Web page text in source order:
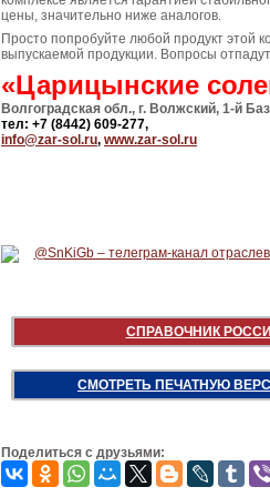
цены, значительно ниже аналогов.
Просто попробуйте любой продукт этой
выпускаемой продукции. Вопросы
«Царицынские
Волгоградская обл., г. Волжский, 1-й
тел: +7 (8442) 609-277,
info@zar-sol.ru, www.zar-sol.ru
СПРАВОЧНИК
СМОТРЕТЬ ПЕЧАТНУЮ
Поделиться с друзьями: